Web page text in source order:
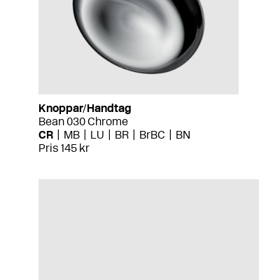
Knoppar/Handtag
Bean 030 Chrome
CR
MB LU BR BrBC
BN
Pris 145 kr